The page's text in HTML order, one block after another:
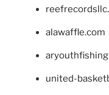
alawaffle.com
united-